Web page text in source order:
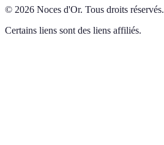
© 2026 Noces d'Or. Tous droits réservés.
Certains liens sont des liens affiliés.